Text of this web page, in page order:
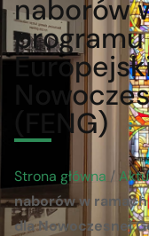
naborów
(FENG)
Strona główna /
naborów w
dla Nowoczesnej